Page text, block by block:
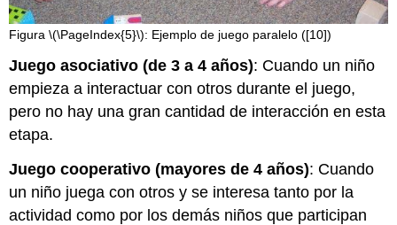
Figura \(\PageIndex{5}\): Ejemplo de juego paralelo ([10])
Juego asociativo (de 3 a 4 años): Cuando un niño
empieza a interactuar con otros durante el juego,
pero no hay una gran cantidad de interacción en esta
etapa.
Juego cooperativo (mayores de 4 años): Cuando
un niño juega con otros y se interesa tanto por la
actividad como por los demás niños que participan